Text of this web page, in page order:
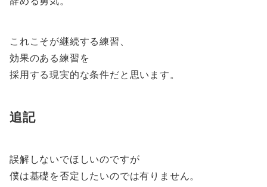
これこそが継続する練習、
効果のある練習を
採用する現実的な条件だと思います。
追記
誤解しないでほしいのですが
僕は基礎を否定したいのでは有りません。